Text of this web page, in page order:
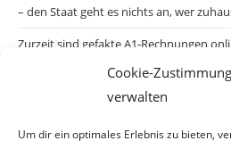
Cookie-Zustimmung
verwalten
Um dir ein optimales Erlebnis zu bieten,
– den Staat geht es nichts an, wer
Zurzeit sind gefakte A1-Rechnungen
Salzburgs Juden und ihre Sicherheit:
die Gefahr endlich konkret!“
Biologisches Wunder in Ceuta